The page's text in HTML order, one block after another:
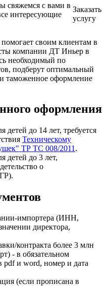
свяжемся с вами в
интересующие
Заказать
услугу
своим клиентам в
компании ДТ Иньер в
необходимый по
подберут оптимальный
таможенное оформление
оформления
до 14 лет, требуется
Техническому
ТР ТС 008/2011 .
детей до 3 лет,
о
импортера (ИНН,
директора,
контракта более 3 млн
- в обязательном
pdf и word, номер и дата
(если прописана в